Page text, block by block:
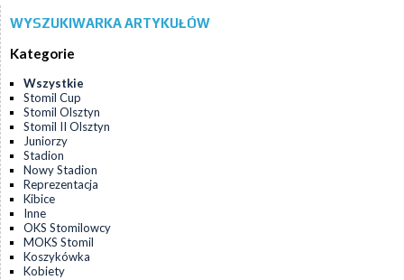
WYSZUKIWARKA ARTYKUŁÓW
Kategorie
Wszystkie
Stomil Cup
Stomil Olsztyn
Stomil II Olsztyn
Juniorzy
Stadion
Nowy Stadion
Reprezentacja
Kibice
Inne
OKS Stomilowcy
MOKS Stomil
Koszykówka
Kobiety